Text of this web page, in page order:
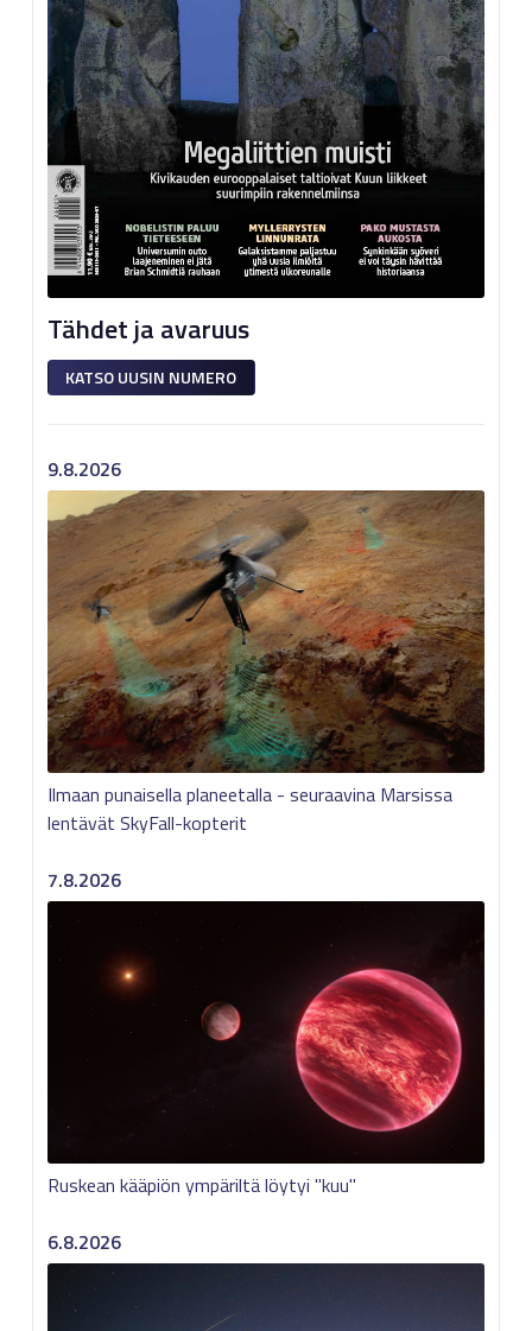
Tähdet ja avaruus
KATSO UUSIN NUMERO
9.8.2026
Ilmaan punaisella planeetalla - seuraavina Marsissa
lentävät SkyFall-kopterit
7.8.2026
Ruskean kääpiön ympäriltä löytyi "kuu"
6.8.2026